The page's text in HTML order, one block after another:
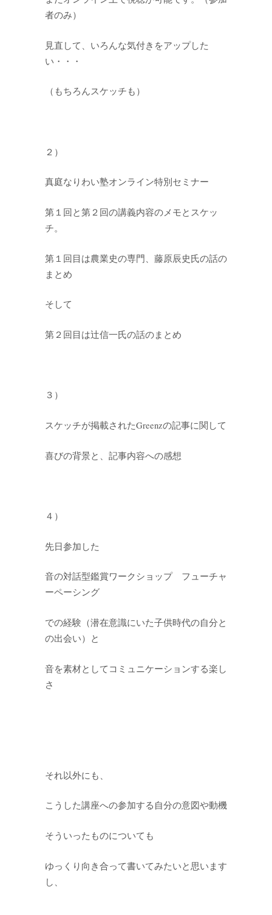
者のみ）
見直して、いろんな気付きをアップした
い・・・
（もちろんスケッチも）
２）
真庭なりわい塾オンライン特別セミナー
第１回と第２回の講義内容のメモとスケッ
チ。
第１回目は農業史の専門、藤原辰史氏の話の
まとめ
そして
第２回目は辻信一氏の話のまとめ
３）
スケッチが掲載されたGreenzの記事に関して
喜びの背景と、記事内容への感想
４）
先日参加した
音の対話型鑑賞ワークショップ フューチャ
ーペーシング
での経験（潜在意識にいた子供時代の自分と
の出会い）と
音を素材としてコミュニケーションする楽し
さ
それ以外にも、
こうした講座への参加する自分の意図や動機
そういったものについても
ゆっくり向き合って書いてみたいと思います
し、